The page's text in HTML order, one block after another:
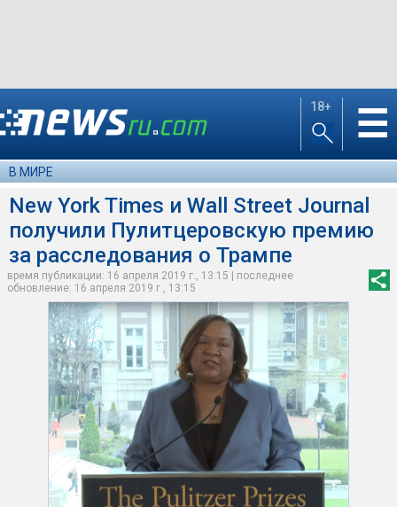
18+ ☰
В МИРЕ
New York Times и Wall Street Journal
получили Пулитцеровскую премию
за расследования о Трампе
время публикации: 16 апреля 2019 г., 13:15 | последнее
обновление: 16 апреля 2019 г., 13:15